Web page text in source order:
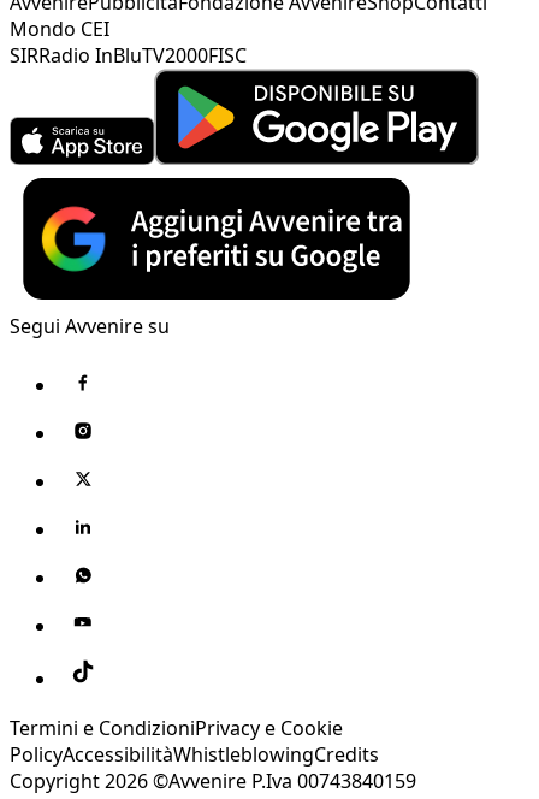
Mondo CEI
SIRRadio InBluTV2000FISC
Segui Avvenire su
Termini e CondizioniPrivacy e Cookie
PolicyAccessibilitàWhistleblowingCredits
Copyright 2026 ©Avvenire P.Iva 00743840159